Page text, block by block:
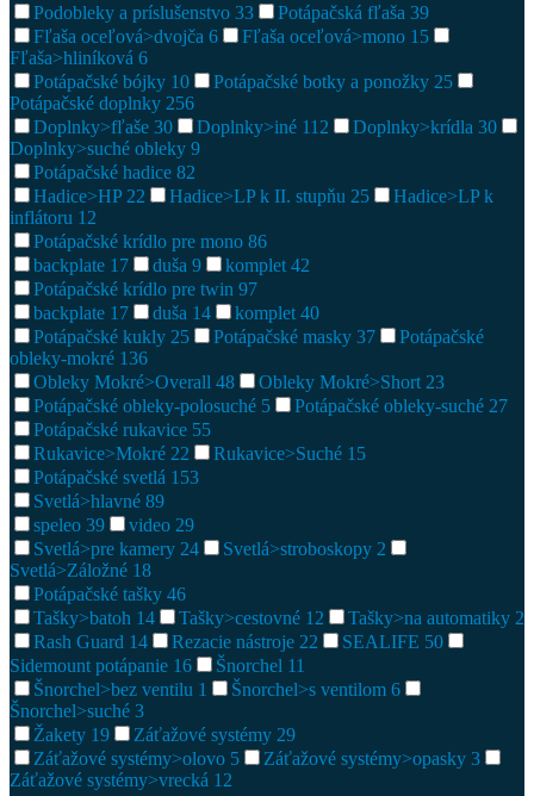
Podobleky a príslušenstvo 33 Potápačská fľaša 39
Fľaša oceľová>dvojča 6 Fľaša oceľová>mono 15
Fľaša>hliníková 6
Potápačské bójky 10 Potápačské botky a ponožky 25
Potápačské doplnky 256
Doplnky>fľaše 30 Doplnky>iné 112 Doplnky>krídla 30
Doplnky>suché obleky 9
Potápačské hadice 82
Hadice>HP 22 Hadice>LP k II. stupňu 25
Hadice>LP k
inflátoru 12
Potápačské krídlo pre mono 86
backplate 17 duša 9 komplet 42
Potápačské krídlo pre twin 97
backplate 17 duša 14 komplet 40
Potápačské kukly 25 Potápačské masky 37
Potápačské
obleky-mokré 136
Obleky Mokré>Overall 48 Obleky Mokré>Short 23
Potápačské obleky-polosuché 5 Potápačské obleky-suché 27
Potápačské rukavice 55
Rukavice>Mokré 22 Rukavice>Suché 15
Potápačské svetlá 153
Svetlá>hlavné 89
speleo 39 video 29
Svetlá>pre kamery 24 Svetlá>stroboskopy 2
Svetlá>Záložné 18
Potápačské tašky 46
Tašky>batoh 14 Tašky>cestovné 12 Tašky>na automatiky 2
Rash Guard 14 Rezacie nástroje 22 SEALIFE 50
Sidemount potápanie 16 Šnorchel 11
Šnorchel>bez ventilu 1 Šnorchel>s ventilom 6
Šnorchel>suché 3
Žakety 19 Záťažové systémy 29
Záťažové systémy>olovo 5 Záťažové systémy>opasky 3
Záťažové systémy>vrecká 12